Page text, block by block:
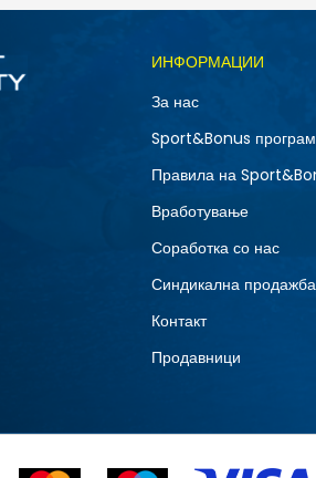
ИНФОРМАЦИИ
За нас
Sport&Bonus програм
Правила на
Вработување
Соработка со нас
Синдикална продажба
Контакт
Продавници